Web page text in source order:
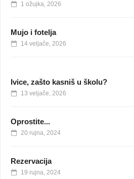
1 ožujka, 2026
Mujo i fotelja
14 veljače, 2026
Ivice, zašto kasniš u školu?
13 veljače, 2026
Oprostite...
20 rujna, 2024
Rezervacija
19 rujna, 2024